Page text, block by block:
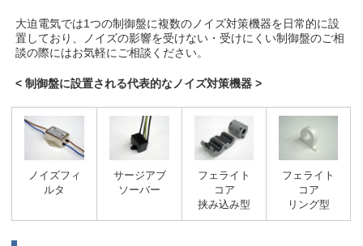
大迫電気では1つの制御盤に複数のノイズ対策機器を日常的に設
置しており、ノイズの影響を受けない・受けにくい制御盤のご相
談の際にはお気軽にご相談ください。
< 制御盤に設置される代表的なノイズ対策機器>
ノイズフィ
ルタ
サージアブ
ソーバー
フェライト
コア
挟み込み型
フェライト
コア
リング型